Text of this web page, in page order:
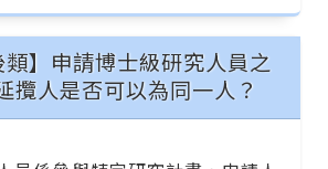
類】申請博士級研究人員之
攬人是否可以為同一人？